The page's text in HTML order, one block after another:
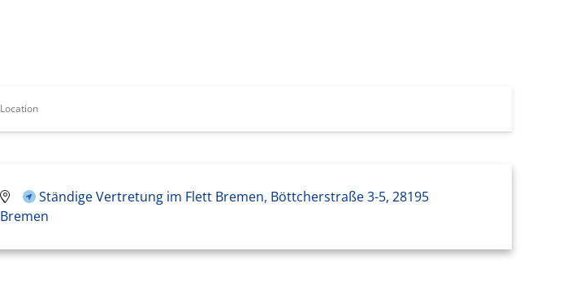
Location
Ständige Vertretung im Flett Bremen, Böttcherstraße 3-5, 28195
Bremen